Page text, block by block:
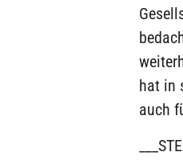
hat in
auch